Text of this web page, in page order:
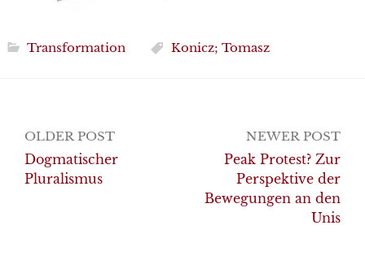
Transformation Konicz; Tomasz
Post
navigation
OLDER POST
Dogmatischer
Pluralismus
NEWER POST
Peak Protest? Zur
Perspektive der
Bewegungen an den
Unis